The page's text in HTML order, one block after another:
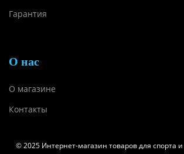
Гарантия
О нас
О магазине
Контакты
© 2025 Интернет-магазин товаров для спорта